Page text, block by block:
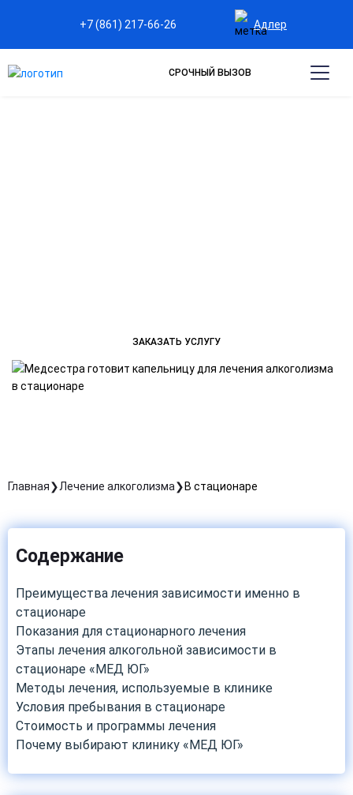
+7 (861) 217-66-26 Адлер
СРОЧНЫЙ ВЫЗОВ
ЗАКАЗАТЬ УСЛУГУ
Главная Лечение алкоголизма В стационаре
Содержание
Преимущества лечения зависимости именно в
стационаре
Показания для стационарного лечения
Этапы лечения алкогольной зависимости в
стационаре «МЕД ЮГ»
Методы лечения, используемые в клинике
Условия пребывания в стационаре
Стоимость и программы лечения
Почему выбирают клинику «МЕД ЮГ»